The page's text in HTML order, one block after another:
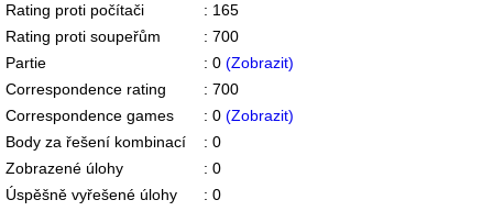
Rating proti počítači
: 165
Rating proti soupeřům
: 700
Partie
: 0 (Zobrazit)
Correspondence rating
: 700
Correspondence games
: 0 (Zobrazit)
Body za řešení kombinací
: 0
Zobrazené úlohy
: 0
Úspěšně vyřešené úlohy
: 0